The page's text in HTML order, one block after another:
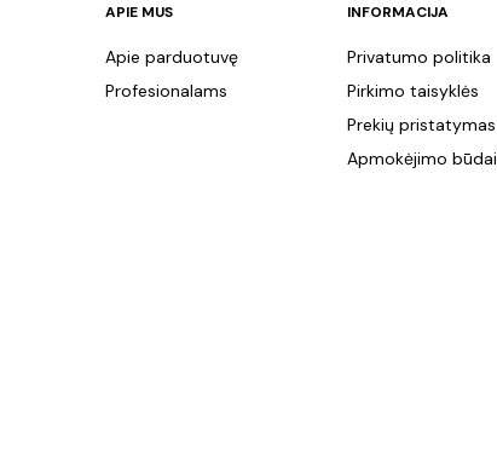
APIE MUS
Apie parduotuvę
Profesionalams
INFORMACIJA
Privatumo politika
Pirkimo taisyklės
Prekių pristatymas
Apmokėjimo būdai